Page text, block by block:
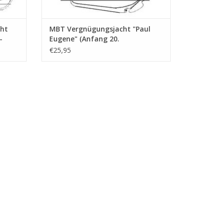
MBT Vergnügungsjacht "Paul
Eugene" (Anfang 20.
Jahrhundert) - Bauzeichnung
€25,95